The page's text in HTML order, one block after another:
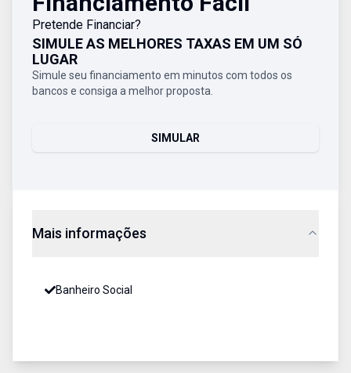
Pretende Financiar?
SIMULE AS MELHORES TAXAS EM UM SÓ
LUGAR
Simule seu financiamento em minutos com todos os
bancos e consiga a melhor proposta.
SIMULAR
Mais informações
Banheiro Social